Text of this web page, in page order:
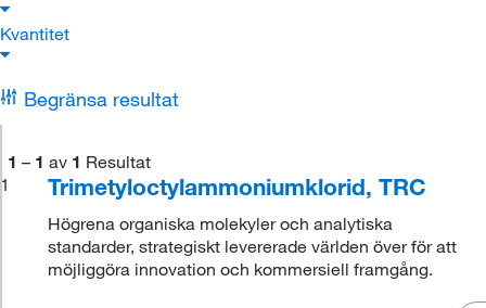
Kvantitet
Begränsa resultat
1 – 1 av 1 Resultat
1
Trimetyloctylammoniumklorid, TRC
Högrena organiska molekyler och analytiska
standarder, strategiskt levererade världen över för att
möjliggöra innovation och kommersiell framgång.